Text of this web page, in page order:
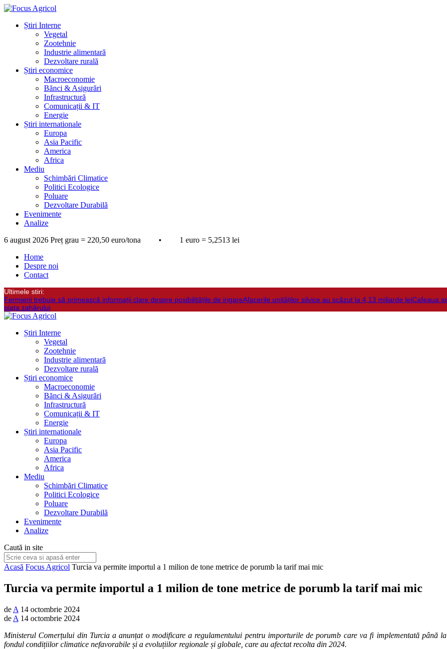
Știri Interne
Vegetal
Zootehnie
Industrie alimentară
Dezvoltare rurală
Știri economice
Macroeconomie
Bănci & Asigurări
Infrastructură
Comunicații & IT
Energie
Știri internationale
Europa
Asia Pacific
America
Africa
Mediu
Schimbări Climatice
Politici Ecologice
Poluare
Dezvoltare Durabilă
Evenimente
Analize
6 august 2026 Preț grau = 220,50 euro/tona • 1 euro = 5,2513 lei
Home
Despre noi
Contact
Ultimele stiri:
Fermierii trebuie să primească informații clare despre posibilitățile de irigareAfacerile unităților silvice au scăzut la 4,13 miliarde leiCafeaua
piața zahărului
Știri Interne
Vegetal
Zootehnie
Industrie alimentară
Dezvoltare rurală
Știri economice
Macroeconomie
Bănci & Asigurări
Infrastructură
Comunicații & IT
Energie
Știri internationale
Europa
Asia Pacific
America
Africa
Mediu
Schimbări Climatice
Politici Ecologice
Poluare
Dezvoltare Durabilă
Evenimente
Analize
Caută in site
Acasă Focus Agricol Turcia va permite importul a 1 milion de tone metrice de porumb la tarif mai mic
Turcia va permite importul a 1 milion de tone metrice de porumb la tarif mai mic
de A 14 octombrie 2024
de A 14 octombrie 2024
Ministerul Comerțului din Turcia a anunțat o modificare a regulamentului pentru importurile de porumb care va fi implementată până
fondul condițiilor climatice nefavorabile și a evoluțiilor regionale și globale, care au afectat recolta din 2024.